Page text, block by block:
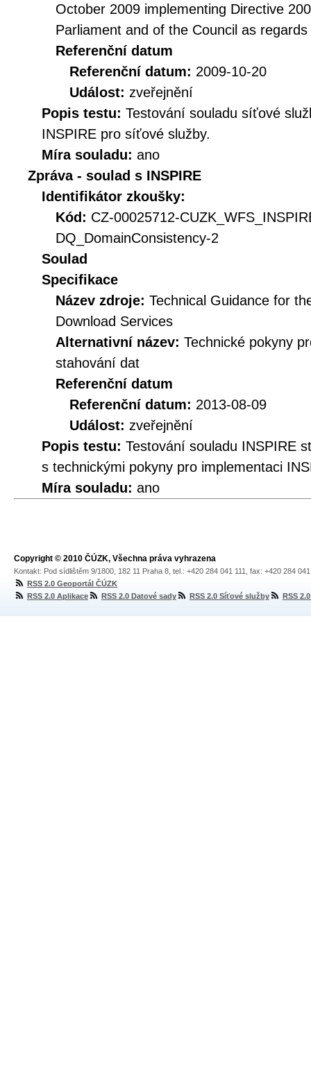
October 2009 implementing Directive
Parliament and of the Council as
Referenční datum
Referenční datum: 2009-10-20
Událost: zveřejnění
Popis testu: Testování souladu síťové
INSPIRE pro síťové služby.
Míra souladu: ano
Zpráva - soulad s INSPIRE
Identifikátor zkoušky:
Kód: CZ-00025712-
DQ_DomainConsistency-2
Soulad
Specifikace
Název zdroje: Technical Guidance for
Download Services
Alternativní název: Technické pokyny
stahování dat
Referenční datum
Referenční datum: 2013-08-09
Událost: zveřejnění
Popis testu: Testování souladu INSPIRE
s technickými pokyny pro implementaci
Míra souladu: ano
Copyright © 2010 ČÚZK, Všechna práva vyhrazena
Kontakt: Pod sídlištěm 9/1800, 182 11 Praha 8, tel.: +420 284 041 111, fax: +420 284
RSS 2.0 Geoportál ČÚZK
RSS 2.0 Aplikace
RSS 2.0 Datové sady RSS 2.0 Síťové služby RSS